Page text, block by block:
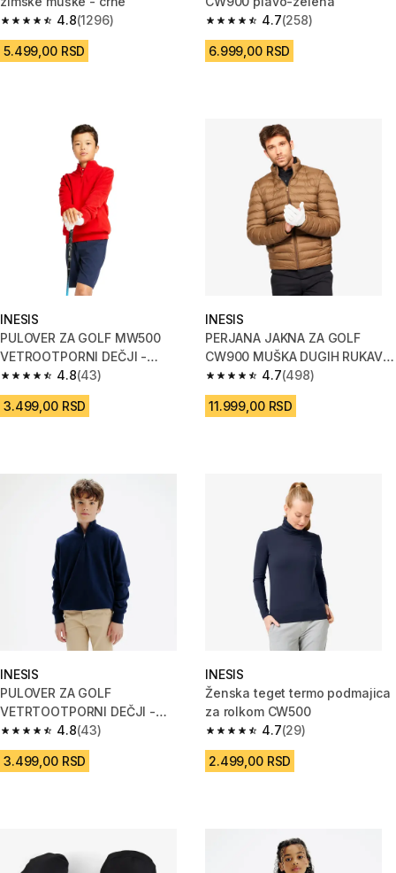
4.8
4.8 od 5 zvezdica from 1296 Recenzije
(1296)
5.499,00 RSD
4.7
4.7 od 5 zvezdica from 258
(258)
6.999,00 RSD
INESIS
PULOVER ZA GOLF MW500
VETROOTPORNI DEČJI -
CRVENI
4.8
4.8 od 5 zvezdica from 43 Recenzije
(43)
3.499,00 RSD
INESIS
PERJANA JAKNA ZA GOLF
CW900 MUŠKA DUGIH RUKAVA
- BRAON 4.7
4.7 od 5 zvezdica from 498
(498)
11.999,00 RSD
INESIS
PULOVER ZA GOLF
VETRTOOTPORNI DEČJI -
MORNARSKO PLAVI
4.8
4.8 od 5 zvezdica from 43 Recenzije
(43)
3.499,00 RSD
INESIS
Ženska teget termo podmajica
za rolkom CW500
4.7
4.7 od 5 zvezdica from 29
(29)
2.499,00 RSD